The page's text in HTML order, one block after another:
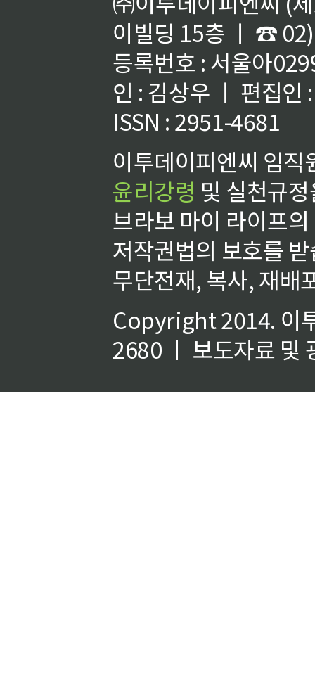
이빌딩 15층 ㅣ ☎
등록번호 : 서울아
인 : 김상우 ㅣ 편집인
ISSN : 2951-4681
이투데이피엔씨 임
윤리강령 및 실천규
브라보 마이 라이프
저작권법의 보호를
무단전재, 복사, 재배
Copyright 2014. 이
2680 ㅣ 보도자료